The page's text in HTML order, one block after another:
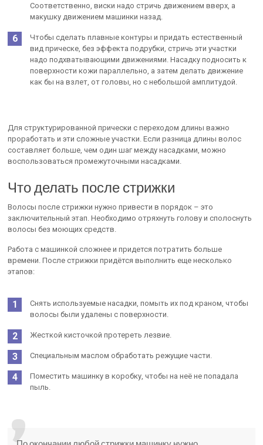
Соответственно, виски надо стричь движением вверх, а
макушку движением машинки назад.
Чтобы сделать плавные контуры и придать естественный
вид прическе, без эффекта подрубки, стричь эти участки
надо подхватывающими движениями. Насадку подносить к
поверхности кожи параллельно, а затем делать движение
как бы на взлет, от головы, но с небольшой амплитудой.
Для структурированной прически с переходом длины важно
проработать и эти сложные участки. Если разница длины волос
составляет больше, чем один шаг между насадками, можно
воспользоваться промежуточными насадками.
Что делать после стрижки
Волосы после стрижки нужно привести в порядок – это
заключительный этап. Необходимо отряхнуть голову и сполоснуть
волосы без моющих средств.
Работа с машинкой сложнее и придется потратить больше
времени. После стрижки придётся выполнить еще несколько
этапов:
Снять используемые насадки, помыть их под краном, чтобы
волосы были удалены с поверхности.
Жесткой кисточкой протереть лезвие.
Специальным маслом обработать режущие части.
Поместить машинку в коробку, чтобы на неё не попадала
пыль.